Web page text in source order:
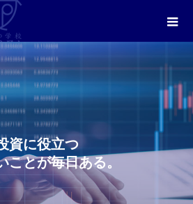
資に役立つ
ことが毎日ある。